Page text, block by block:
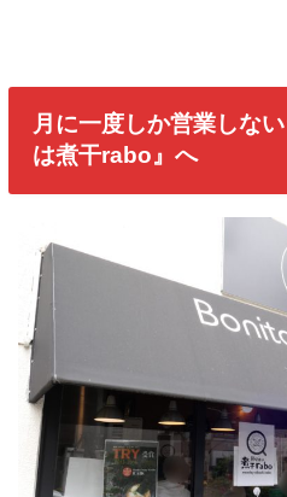
月に一度しか営業しな
は煮干rabo』へ